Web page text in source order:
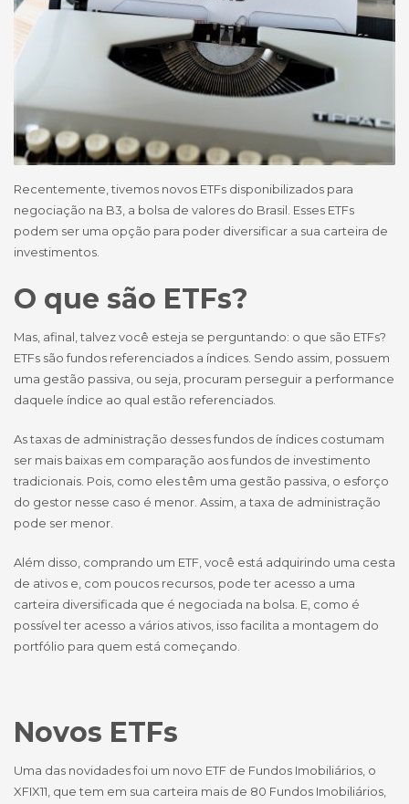
Recentemente, tivemos novos ETFs disponibilizados para
negociação na B3, a bolsa de valores do Brasil. Esses ETFs
podem ser uma opção para poder diversificar a sua carteira de
investimentos.
O que são ETFs?
Mas, afinal, talvez você esteja se perguntando: o que são ETFs?
ETFs são fundos referenciados a índices. Sendo assim, possuem
uma gestão passiva, ou seja, procuram perseguir a performance
daquele índice ao qual estão referenciados.
As taxas de administração desses fundos de índices costumam
ser mais baixas em comparação aos fundos de investimento
tradicionais. Pois, como eles têm uma gestão passiva, o esforço
do gestor nesse caso é menor. Assim, a taxa de administração
pode ser menor.
Além disso, comprando um ETF, você está adquirindo uma cesta
de ativos e, com poucos recursos, pode ter acesso a uma
carteira diversificada que é negociada na bolsa. E, como é
possível ter acesso a vários ativos, isso facilita a montagem do
portfólio para quem está começando.
Novos ETFs
Uma das novidades foi um novo ETF de Fundos Imobiliários, o
XFIX11, que tem em sua carteira mais de 80 Fundos Imobiliários,